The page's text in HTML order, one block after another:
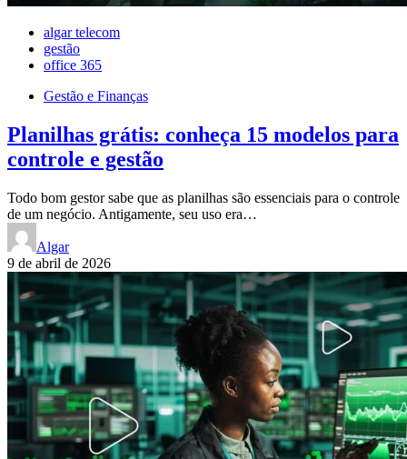
algar telecom
gestão
office 365
Gestão e Finanças
Planilhas grátis: conheça 15 modelos para
controle e gestão
Todo bom gestor sabe que as planilhas são essenciais para o controle
de um negócio. Antigamente, seu uso era…
Algar
9 de abril de 2026